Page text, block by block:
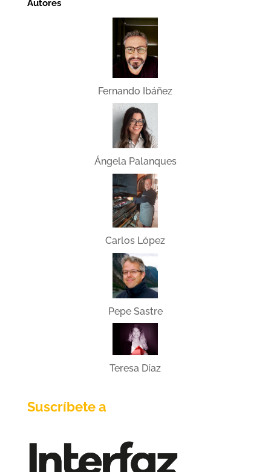
Autores
Fernando Ibáñez
Ángela Palanques
Carlos López
Pepe Sastre
Teresa Díaz
Suscríbete a